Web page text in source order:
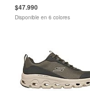
$47.990
Disponible en 6 colores